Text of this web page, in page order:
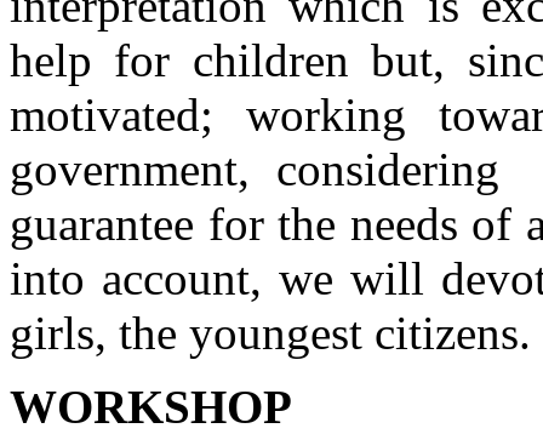
help for children but,
motivated; working
government,
guarantee for the needs of
into account, we will
girls, the youngest citizens.
WORKSHOP